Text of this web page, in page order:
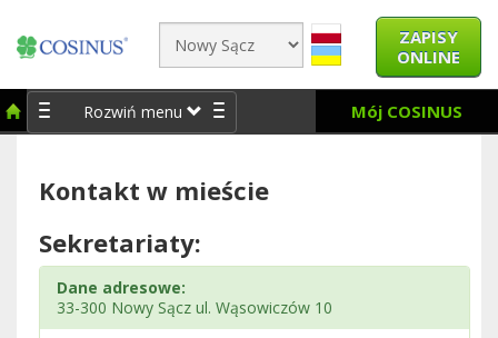
ZAPISY
ONLINE
Rozwiń menu Mój COSINUS
Kontakt w mieście
Sekretariaty:
Dane adresowe:
33-300 Nowy Sącz ul. Wąsowiczów 10